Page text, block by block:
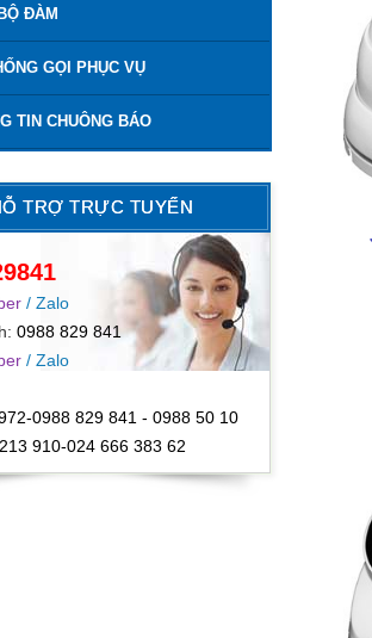
ĐÀM
GỌI PHỤC VỤ
TIN CHUÔNG BÁO
TRỢ TRỰC TUYẾN
/ Zalo
0988 829 841
/ Zalo
0988 829 841 - 0988 50 10
910-024 666 383 62